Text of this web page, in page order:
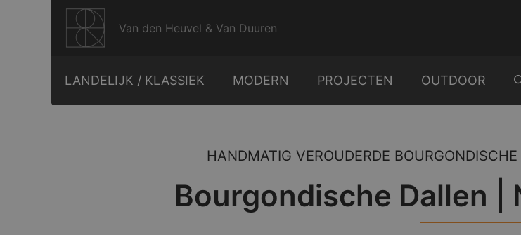
Van den Heuvel & Van Duuren
LANDELIJK / KLASSIEK MODERN PROJECTEN OUTDOOR
HANDMATIG VEROUDERDE
Bourgondische Dallen |